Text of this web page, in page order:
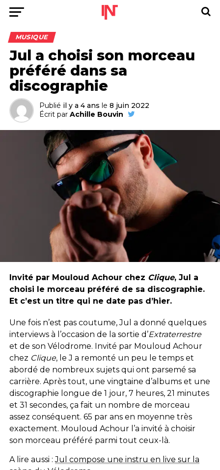
MUSIQUE
Jul a choisi son morceau
préféré dans sa
discographie
Publié il y a 4 ans le 8 juin 2022
Écrit par Achille Bouvin
Invité par Mouloud Achour chez Clique, Jul a
choisi le morceau préféré de sa discographie.
Et c’est un titre qui ne date pas d’hier.
Une fois n’est pas coutume, Jul a donné quelques
interviews à l’occasion de la sortie d’Extraterrestre
et de son Vélodrome. Invité par Mouloud Achour
chez Clique, le J a remonté un peu le temps et
abordé de nombreux sujets qui ont parsemé sa
carrière. Après tout, une vingtaine d’albums et une
discographie longue de 1 jour, 7 heures, 21 minutes
et 31 secondes, ça fait un nombre de morceau
assez conséquent. 65 par ans en moyenne très
exactement. Mouloud Achour l’a invité à choisir
son morceau préféré parmi tout ceux-là.
A lire aussi :Jul compose une instru en live sur la